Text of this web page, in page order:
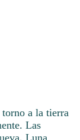
a la tierra
Las